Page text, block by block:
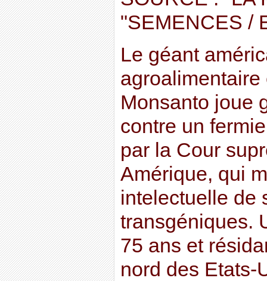
"SEMENCES /
Le géant
Monsanto joue
contre un
par la Cour
Amérique, qui
intelectuelle de
transgéniques.
75 ans et
nord des Etats-